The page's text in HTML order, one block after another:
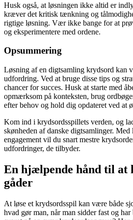
Husk også, at løsningen ikke altid er
kræver det kritisk tænkning og
rigtige løsning. Vær ikke bange for at
og eksperimentere med ordene.
Opsummering
Løsning af en digtsamling krydsord kan
udfordring. Ved at bruge disse tips og
chancer for succes. Husk at starte med
opmærksom på konteksten, brug
efter behov og hold dig opdateret ved at
Kom ind i krydsordsspillets verden, og
skønheden af danske digtsamlinger.
engagement vil du snart mestre
udfordringer, de tilbyder.
En hjælpende hånd til at
gåder
At løse et krydsordsspil kan være både
hvad gør man, når man sidder fast og